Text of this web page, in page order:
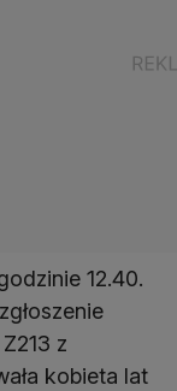
12.40.
z
kobieta lat